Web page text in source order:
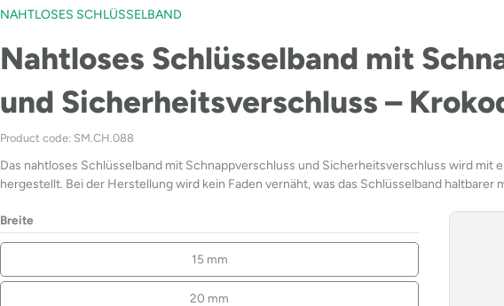
NAHTLOSES SCHLÜSSELBAND
Nahtloses Schlüsselband mit
und Sicherheitsverschluss –
Product code: SM.CH.088
Das nahtloses Schlüsselband mit Schnappverschluss und Sicherheitsverschluss wird mit
hergestellt. Bei der Herstellung wird kein Faden vernäht, was das Schlüsselband haltbarer
Breite
15 mm
20 mm